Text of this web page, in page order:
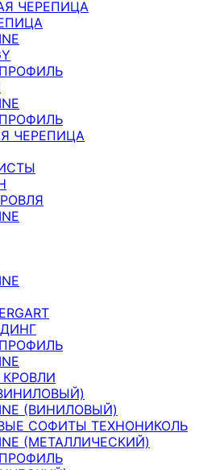
ЧЕРЕПИЦА
ЧЕРЕПИЦА
(ВИНИЛОВЫЙ)
СОФИТЫ ТЕХНОНИКОЛЬ
(МЕТАЛЛИЧЕСКИЙ)